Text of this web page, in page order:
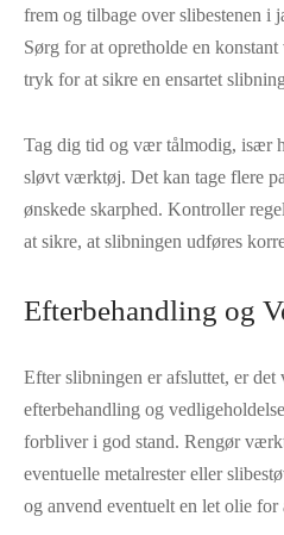
frem og tilbage over slibestenen i
Sørg for at opretholde en
tryk for at sikre en ensartet
Tag dig tid og vær tålmodig, især
sløvt værktøj. Det kan tage flere
ønskede skarphed. Kontroller
at sikre, at slibningen udføres
Efterbehandling og
Efter slibningen er afsluttet, er
efterbehandling og
forbliver i god stand. Rengør
eventuelle metalrester eller
og anvend eventuelt en let olie for